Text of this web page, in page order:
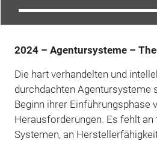
2024 – Agentursysteme –
Die hart verhandelten und
durchdachten Agentursysteme
Beginn ihrer Einführungsphase
Herausforderungen. Es fehlt
Systemen, an